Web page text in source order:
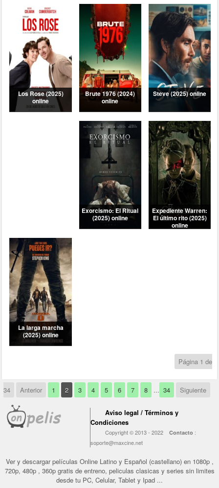
Página 1 de
34 Anterior 1 2 3 4 5 6 7 8 ... 34 Siguiente
Aviso legal / Términos y
Condiciones
Copyright © 2013 - 2022Contacto :
soporte@maxcine.net
Ver y descargar películas Online Latino y Español (castellano) en 1080p ,
720p, 480p , 360p gratis de entreno, peliculas clasicas y series sin limites
desde tu PC, Celular, Tablet y Ipad ...